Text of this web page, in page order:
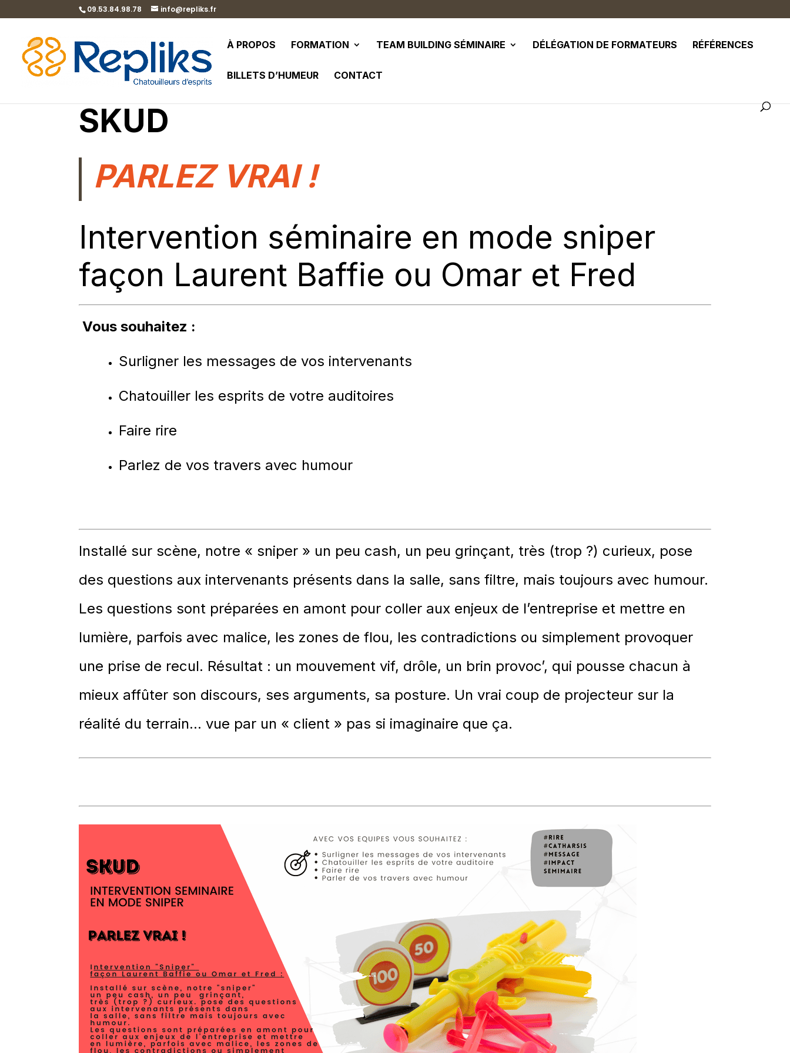
09.53.84.98.78 info@repliks.fr
À PROPOS FORMATION TEAM BUILDING SÉMINAIRE DÉLÉGATION DE FORMATEURS RÉFÉRENCES
BILLETS D’HUMEUR CONTACT
SKUD
PARLEZ VRAI !
Intervention séminaire en mode sniper
façon Laurent Baffie ou Omar et Fred
Vous souhaitez :
Surligner les messages de vos intervenants
Chatouiller les esprits de votre auditoires
Faire rire
Parlez de vos travers avec humour
Installé sur scène, notre « sniper » un peu cash, un peu grinçant, très (trop ?) curieux, pose
des questions aux intervenants présents dans la salle, sans filtre, mais toujours avec humour.
Les questions sont préparées en amont pour coller aux enjeux de l’entreprise et mettre en
lumière, parfois avec malice, les zones de flou, les contradictions ou simplement provoquer
une prise de recul. Résultat : un mouvement vif, drôle, un brin provoc’, qui pousse chacun à
mieux affûter son discours, ses arguments, sa posture. Un vrai coup de projecteur sur la
réalité du terrain… vue par un « client » pas si imaginaire que ça.